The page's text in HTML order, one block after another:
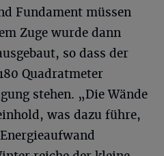
Fundament müssen
Zuge wurde dann
so dass der
Quadratmeter
stehen. „Die Wände
was dazu führe,